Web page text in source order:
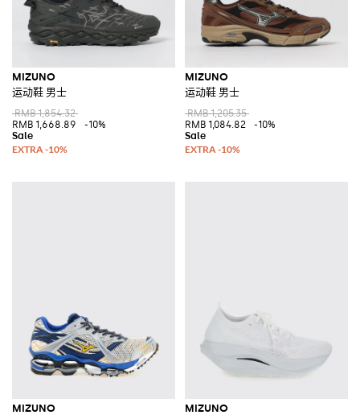
MIZUNO
运动鞋 男士
RMB 1,854.32
RMB 1,668.89
-10%
MIZUNO
运动鞋 男士
RMB 1,205.35
RMB 1,084.82
-10%
MIZUNO MIZUNO